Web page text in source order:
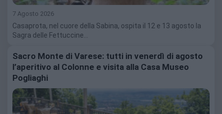
7 Agosto 2026
Casaprota, nel cuore della Sabina, ospita il 12 e 13 agosto la
Sagra delle Fettuccine…
Sacro Monte di Varese: tutti in venerdì di agosto
l’aperitivo al Colonne e visita alla Casa Museo
Pogliaghi